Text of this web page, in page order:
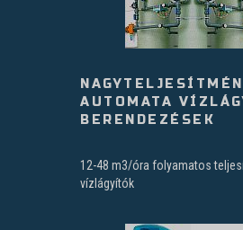
AUTOMATA
BERENDEZÉSEK
12-48 m3/óra folyamatos
vízlágyítók